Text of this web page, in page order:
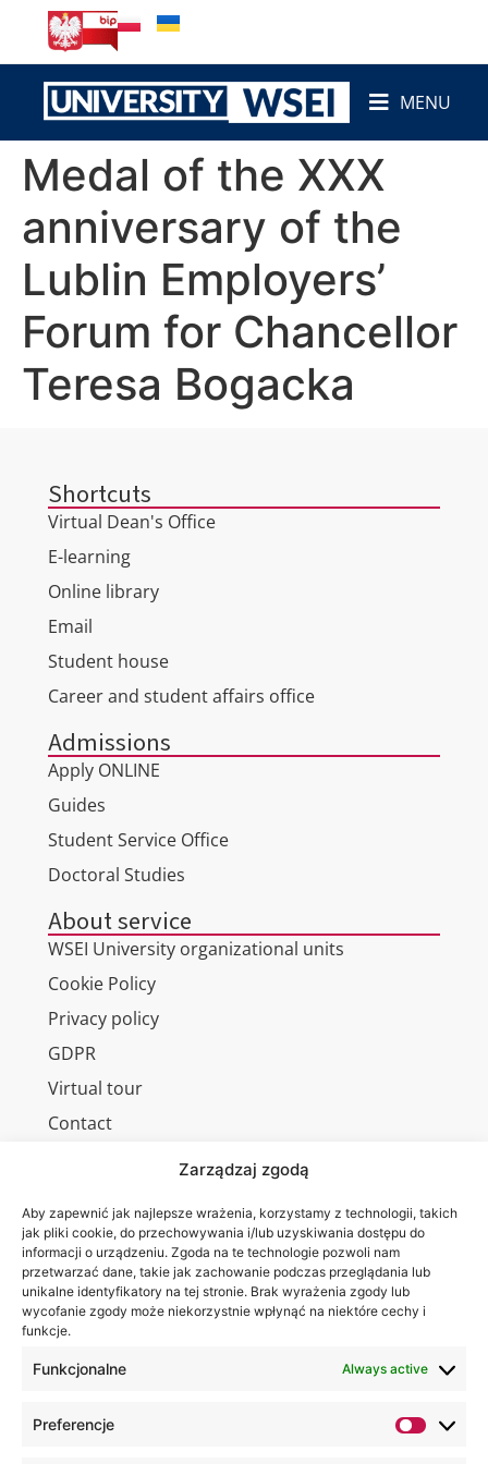
Zarządzaj zgodą
Aby zapewnić jak najlepsze wrażenia, korzystamy z technologii, takich
jak pliki cookie, do przechowywania i/lub uzyskiwania dostępu do
informacji o urządzeniu. Zgoda na te technologie pozwoli nam
przetwarzać dane, takie jak zachowanie podczas przeglądania lub
unikalne identyfikatory na tej stronie. Brak wyrażenia zgody lub
wycofanie zgody może niekorzystnie wpłynąć na niektóre cechy i
funkcje.
Funkcjonalne Always active
Preferencje
content
MENU
Medal of the XXX
anniversary of the
Lublin Employers’
Forum for Chancellor
Teresa Bogacka
Shortcuts
Virtual Dean's Office
E-learning
Online library
Email
Student house
Career and student affairs office
Admissions
Apply ONLINE
Guides
Student Service Office
Doctoral Studies
About service
WSEI University organizational units
Cookie Policy
Privacy policy
GDPR
Virtual tour
Contact
WSEI
University
4
Projektowa
Wa are on: